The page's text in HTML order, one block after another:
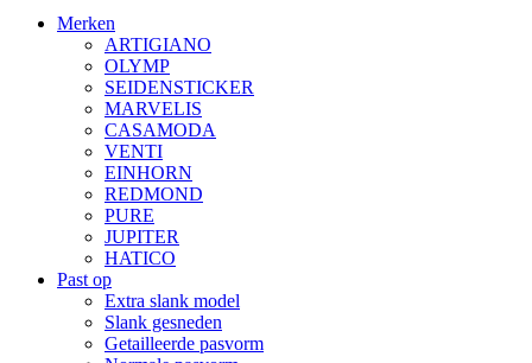
Merken
ARTIGIANO
OLYMP
SEIDENSTICKER
MARVELIS
CASAMODA
VENTI
EINHORN
REDMOND
PURE
JUPITER
HATICO
Past op
Extra slank model
Slank gesneden
Getailleerde pasvorm